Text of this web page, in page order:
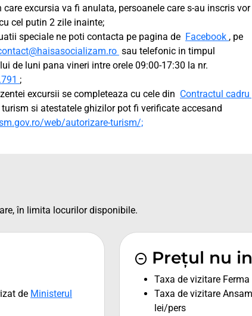
care excursia va fi anulata, persoanele care s-au inscris vor
cel putin 2 zile inainte;
speciale ne poti contacta pe pagina de Facebook , pe
sau telefonic in timpul
de luni pana vineri intre orele 09:00-17:30 la nr.
;
excursii se completeaza cu cele din Contractul cadru
si atestatele ghizilor pot fi verificate accesand
web/autorizare-turism/;
în limita locurilor disponibile.
de Ministerul
Prețul nu
Taxa de vizitare
Taxa de vizitare
lei/pers